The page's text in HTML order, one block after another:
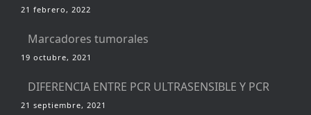
21 febrero, 2022
Marcadores tumorales
19 octubre, 2021
DIFERENCIA ENTRE PCR ULTRASENSIBLE Y PCR
21 septiembre, 2021